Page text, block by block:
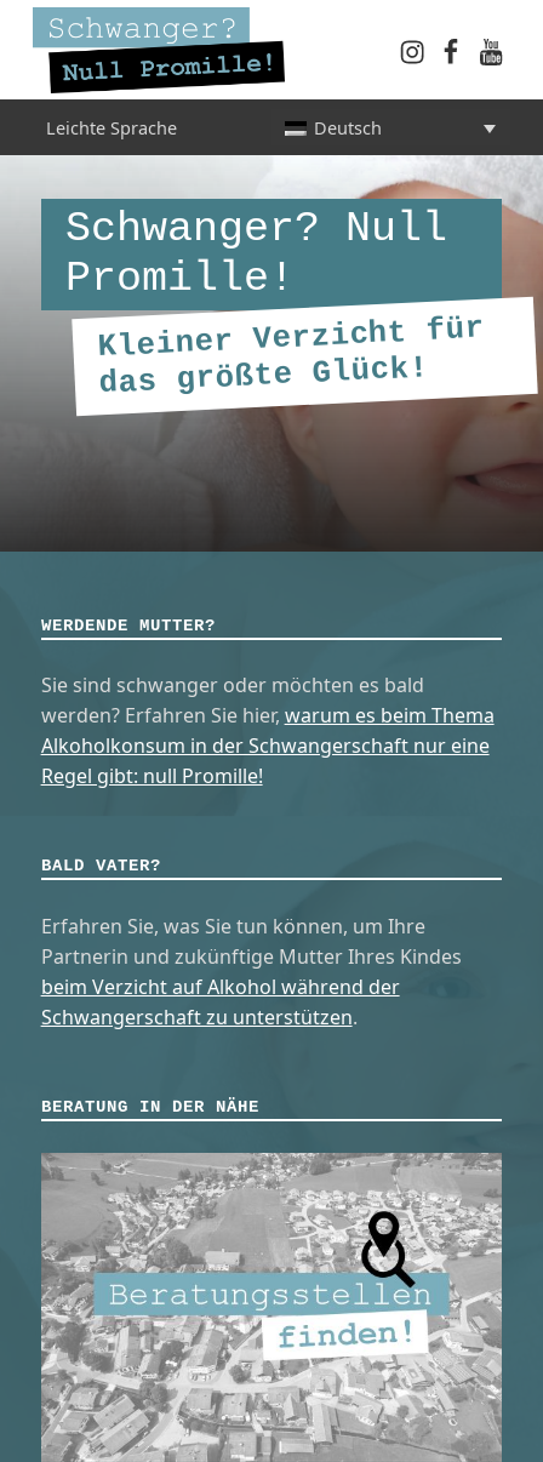
INFORMATIONEN FÜR SCHWANGERE, WERDENDE MÜTTER UND ALLE, DIE SIE IN DER SCHWANGERSCHAFT BEGLEITEN
Leichte Sprache Deutsch
Schwanger? Null
Promille!
Kleiner Verzicht für
das größte Glück!
WERDENDE MUTTER?
Sie sind schwanger oder möchten es bald
werden? Erfahren Sie hier, warum es beim Thema
Alkoholkonsum in der Schwangerschaft nur eine
Regel gibt: null Promille!
BALD VATER?
Erfahren Sie, was Sie tun können, um Ihre
Partnerin und zukünftige Mutter Ihres Kindes
beim Verzicht auf Alkohol während der
Schwangerschaft zu unterstützen.
BERATUNG IN DER NÄHE